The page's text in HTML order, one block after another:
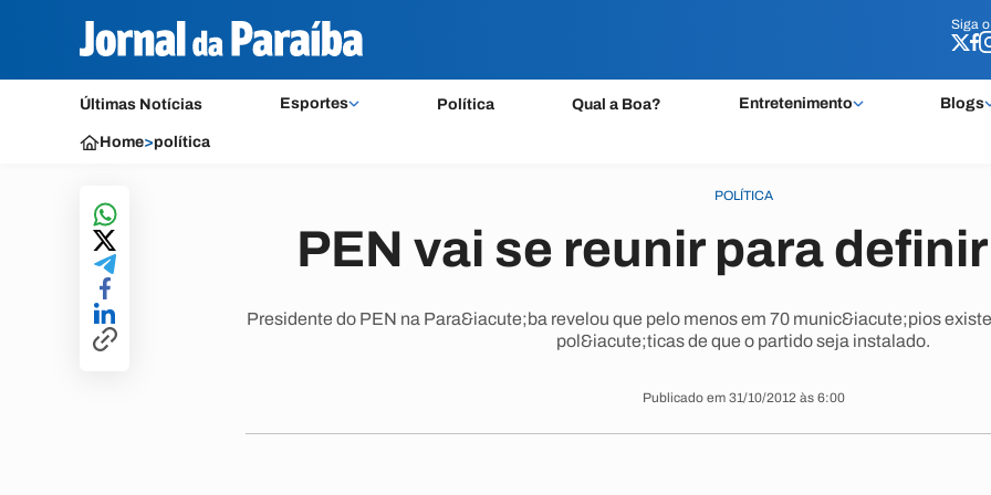
Siga o
Últimas Notícias Esportes Política Qual a Boa? Entretenimento Blogs
Siga o
Home>política
POLÍTICA
PEN vai se reunir para
Presidente do PEN na Para&iacute;ba revelou que pelo menos em 70 munic&iacute;pios
pol&iacute;ticas de que o partido seja instalado.
Publicado em 31/10/2012 às 6:00